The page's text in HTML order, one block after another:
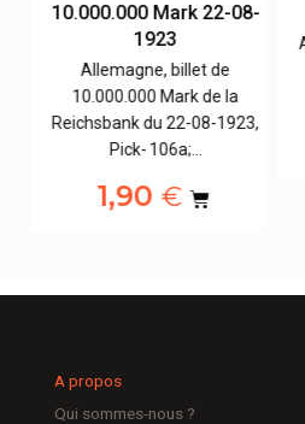
10.000.000 Mark 22-08-
1923
Allemagne, billet de
10.000.000 Mark de la
Reichsbank du 22-08-1923,
Pick- 106a;…
1,90 €
A propos
Qui sommes-nous ?